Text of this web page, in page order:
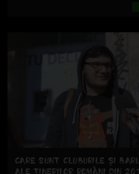
CARE SUNT CLUBURILE ȘI
ALE TINERILOR ROMÂNI DIN